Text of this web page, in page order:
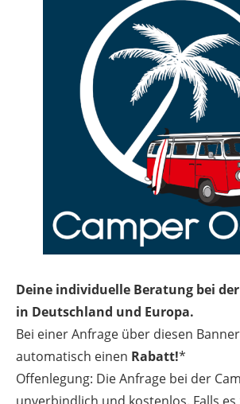
Deine individuelle Beratung bei
in Deutschland und Europa.
Bei einer Anfrage über diesen
automatisch einen Rabatt!*
Offenlegung: Die Anfrage bei der